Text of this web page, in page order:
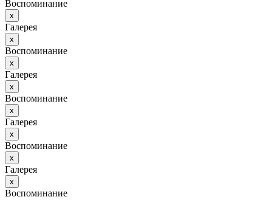
Воспоминание
х
Галерея
х
Воспоминание
х
Галерея
х
Воспоминание
х
Галерея
х
Воспоминание
х
Галерея
х
Воспоминание